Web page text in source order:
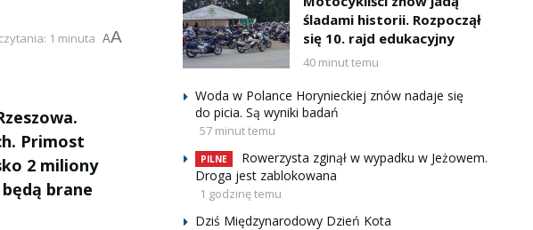
1 minuta AA
Primost
2 miliony
brane
śladami historii. Rozpoczął
się 10. rajd edukacyjny
40 minut temu
Woda w Polance Horynieckiej znów nadaje się
do picia. Są wyniki badań
57 minut temu
PILNE
Rowerzysta zginął w wypadku w Jeżowem.
Droga jest zablokowana
1 godzinę temu
Dziś Międzynarodowy Dzień Kota